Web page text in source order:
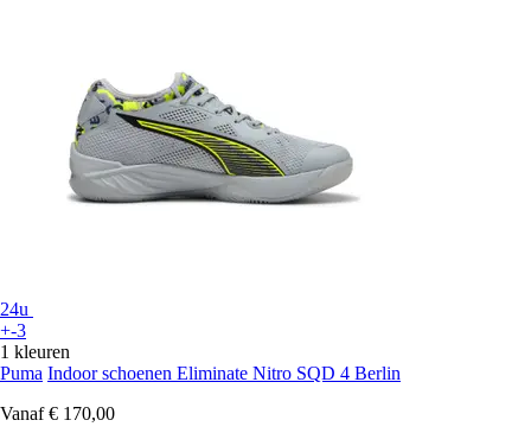
24u
+-3
1 kleuren
Puma Indoor schoenen Eliminate Nitro SQD 4 Berlin
Vanaf € 170,00